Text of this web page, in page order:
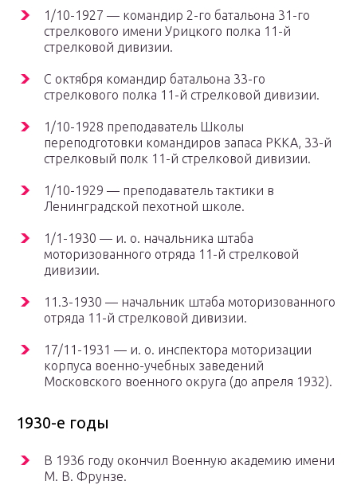
1/10-1927 — командир 2-го батальона 31-го
стрелкового имени Урицкого полка 11-й
стрелковой дивизии.
С октября командир батальона 33-го
стрелкового полка 11-й стрелковой дивизии.
1/10-1928 преподаватель Школы
переподготовки командиров запаса РККА, 33-й
стрелковый полк 11-й стрелковой дивизии.
1/10-1929 — преподаватель тактики в
Ленинградской пехотной школе.
1/1-1930 — и. о. начальника штаба
моторизованного отряда 11-й стрелковой
дивизии.
11.3-1930 — начальник штаба моторизованного
отряда 11-й стрелковой дивизии.
17/11-1931 — и. о. инспектора моторизации
корпуса военно-учебных заведений
Mосковского военного округа (до апреля 1932).
1930-е годы
В 1936 году окончил Военную академию имени
М. В. Фрунзе.